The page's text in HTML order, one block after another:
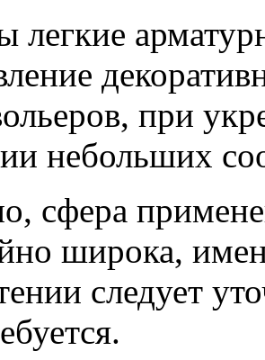
легкие
при
небольших
сфера
широка,
следует